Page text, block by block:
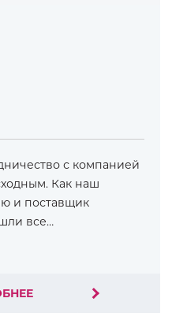
с компанией
Как наш
и поставщик
все…